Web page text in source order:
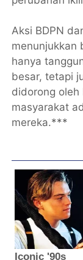
Aksi BDPN
menunjukkan
hanya
besar, tetapi
didorong oleh
masyarakat
mereka.***